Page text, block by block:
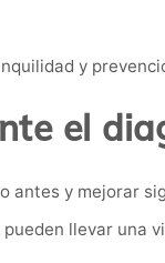
y
el
antes y mejorar
llevar una